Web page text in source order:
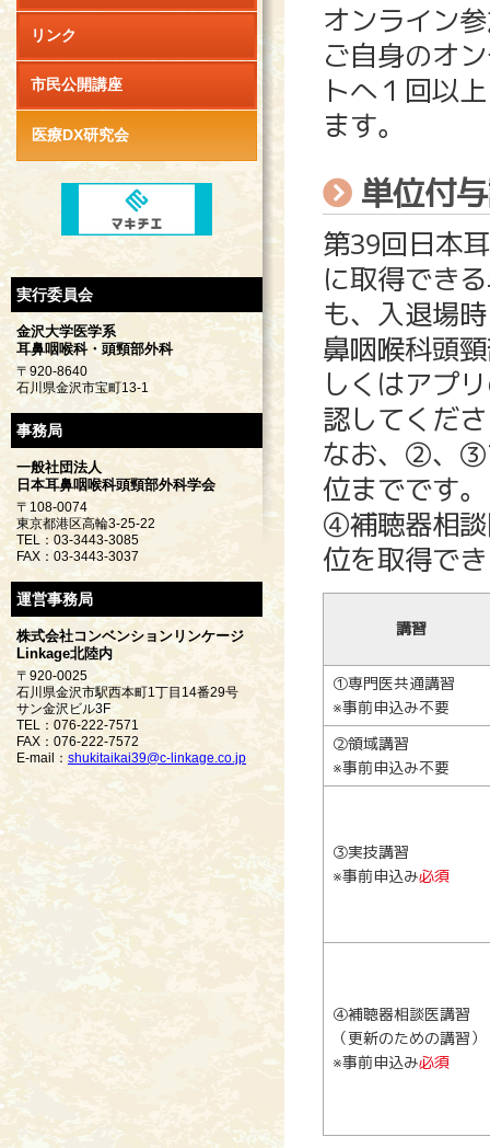
リンク
市民公開講座
医療DX研究会
実行委員会
金沢大学医学系
耳鼻咽喉科・頭頸部外科
〒920-8640
石川県金沢市宝町13-1
事務局
一般社団法人
日本耳鼻咽喉科頭頸部外科学会
〒108-0074
東京都港区高輪3-25-22
TEL：03-3443-3085
FAX：03-3443-3037
運営事務局
株式会社コンベンションリンケージ
Linkage北陸内
〒920-0025
石川県金沢市駅西本町1丁目14番29号
サン金沢ビル3F
TEL：076-222-7571
FAX：076-222-7572
E-mail： shukitaikai39@c-linkage.co.jp
オンライン
ご自身のオ
トへ１回以
ます。
単位付
第39回日本
に取得でき
も、入退場
鼻咽喉科頭
しくはアプ
認してくだ
なお、②、③
位までです。
④補聴器相談
位を取得で
講習
①専門医共通講習
※事前申込み不要
②領域講習
※事前申込み不要
③実技講習
※事前申込み必須
④補聴器相談医講習
（更新のための講習）
※事前申込み必須